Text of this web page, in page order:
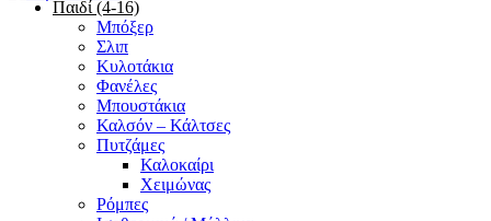
Παιδί (4-16)
Μπόξερ
Σλιπ
Κυλοτάκια
Φανέλες
Μπουστάκια
Καλσόν – Κάλτσες
Πυτζάμες
Καλοκαίρι
Χειμώνας
Ρόμπες